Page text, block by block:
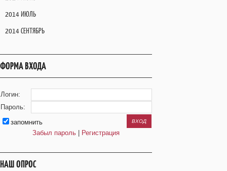
2014 ИЮЛЬ
2014 СЕНТЯБРЬ
ФОРМА ВХОДА
Логин:
Пароль:
запомнить
Забыл пароль
Регистрация
НАШ ОПРОС